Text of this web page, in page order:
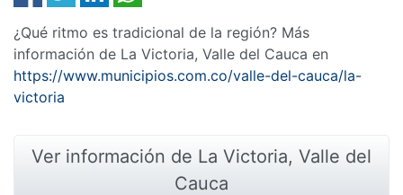
¿Qué ritmo es tradicional de la región? Más
información de La Victoria, Valle del Cauca en
https://www.municipios.com.co/valle-del-cauca/la-
victoria
Ver información de La Victoria, Valle del
Cauca